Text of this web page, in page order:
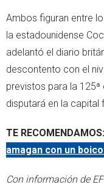
Ambos figuran entre
la estadounidense
adelantó el diario
descontento con el
previstos para la 125ª
disputará en la
TE RECOMENDAMOS:
amagan con un
Con información de